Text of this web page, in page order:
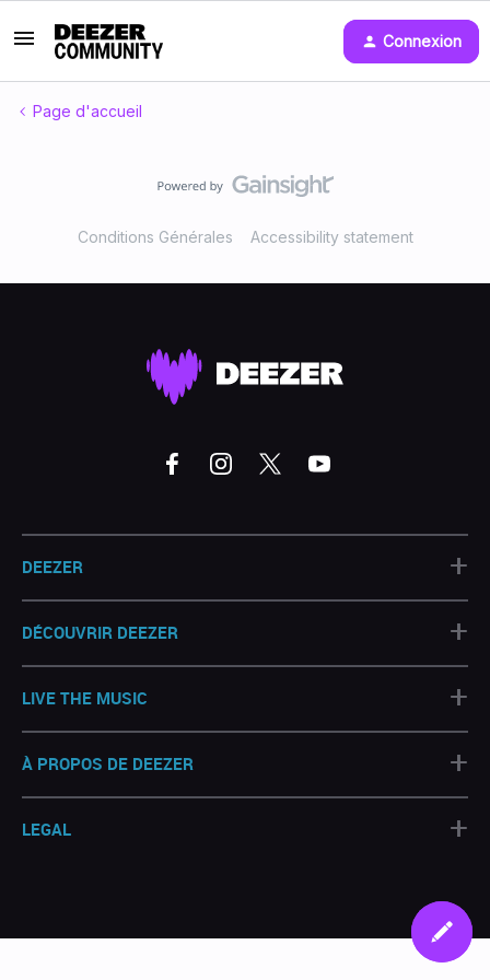
Connexion
Page d'accueil
Conditions Générales Accessibility statement
DEEZER +
DÉCOUVRIR DEEZER +
LIVE THE MUSIC +
À PROPOS DE DEEZER +
LEGAL +